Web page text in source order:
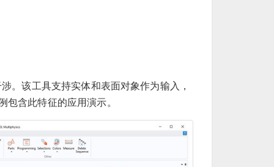
。该工具支持实体和表面对象作为输入，
包含此特征的应用演示。